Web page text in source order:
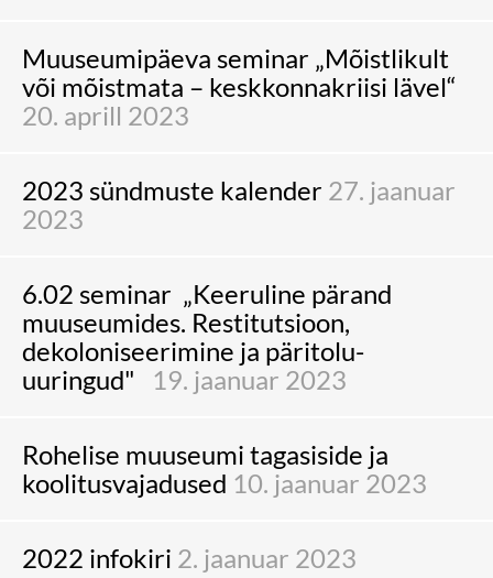
Muuseumipäeva seminar „Mõistlikult
või mõistmata – keskkonnakriisi lävel“
20. aprill 2023
2023 sündmuste kalender 27. jaanuar
2023
6.02 seminar „Keeruline pärand
muuseumides. Restitutsioon,
dekoloniseerimine ja päritolu-
uuringud"
19. jaanuar 2023
Rohelise muuseumi tagasiside ja
koolitusvajadused 10. jaanuar 2023
2022 infokiri 2. jaanuar 2023